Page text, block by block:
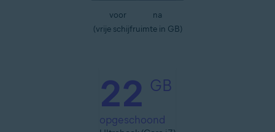
voor
na
(vrije schijfruimte in GB)
22 GB
opgeschoond